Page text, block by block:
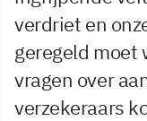
verdriet en
geregeld moet
vragen over
verzekeraars